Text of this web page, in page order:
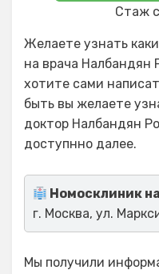
Стаж
Желаете узнать
на врача Налбандян
хотите сами
быть вы желаете
доктор Налбандян
доступнно далее.
Номосклиник
г. Москва, ул.
Мы получили